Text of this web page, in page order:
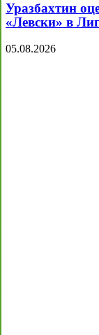
Уразбахтин
«Левски» в
05.08.2026